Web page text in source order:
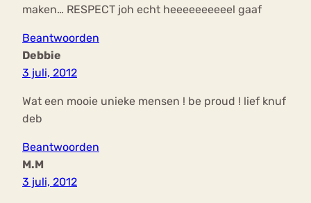
maken… RESPECT joh echt heeeeeeeeeel gaaf
Beantwoorden
Debbie
3 juli, 2012
Wat een mooie unieke mensen ! be proud ! lief knuf
deb
Beantwoorden
M.M
3 juli, 2012